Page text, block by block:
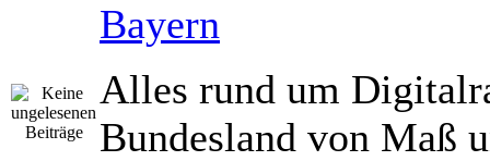
Bayern
Alles rund um
Bundesland von Maß